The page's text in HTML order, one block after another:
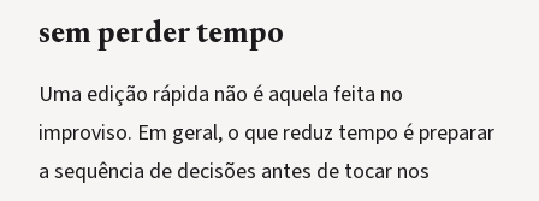
sem perder tempo
Uma edição rápida não é aquela feita no
improviso. Em geral, o que reduz tempo é preparar
a sequência de decisões antes de tocar nos